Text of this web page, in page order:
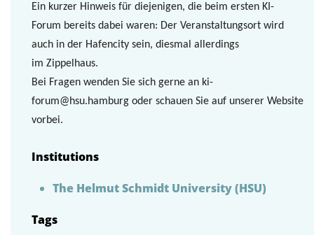
Ein kurzer Hinweis für diejenigen, die beim ersten KI-
Forum bereits dabei waren: Der Veranstaltungsort wird
auch in der Hafencity sein, diesmal allerdings
im Zippelhaus.
Bei Fragen wenden Sie sich gerne an ki-
forum@hsu.hamburg oder schauen Sie auf unserer Website
vorbei.
Institutions
The Helmut Schmidt University (HSU)
Tags